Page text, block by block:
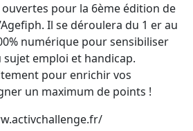
pour la 6ème édition de
Il se déroulera du 1 er au
numérique pour sensibiliser
emploi et handicap.
pour enrichir vos
un maximum de points !